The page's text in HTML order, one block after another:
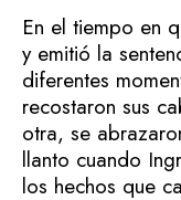
En el tiempo en
y emitió la
diferentes
recostaron sus
otra, se
llanto cuando
los hechos que